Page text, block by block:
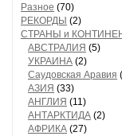
Разное (70)
РЕКОРДЫ (2)
СТРАНЫ и
АВСТРАЛИЯ (5)
УКРАИНА (2)
Саудовская Аравия
АЗИЯ (33)
АНГЛИЯ (11)
АНТАРКТИДА (2)
АФРИКА (27)